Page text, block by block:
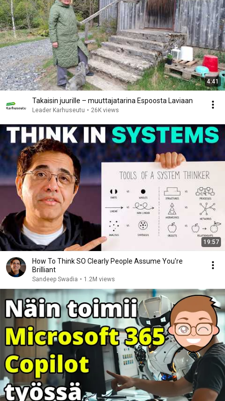
4:41
Takaisin juurille – muuttajatarina Espoosta Laviaan
Leader Karhuseutu • 26K views
19:57
How To Think SO Clearly People Assume You're
Brilliant
Sandeep Swadia • 1.2M views